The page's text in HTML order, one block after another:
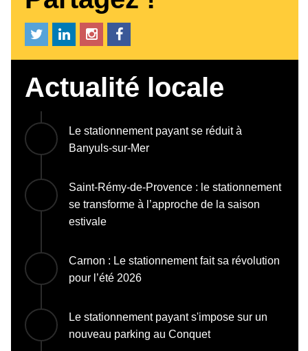
Actualité locale
Le stationnement payant se réduit à
Banyuls-sur-Mer
Saint-Rémy-de-Provence : le stationnement
se transforme à l’approche de la saison
estivale
Carnon : Le stationnement fait sa révolution
pour l’été 2026
Le stationnement payant s'impose sur un
nouveau parking au Conquet